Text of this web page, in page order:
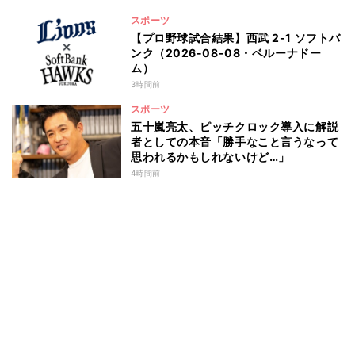
スポーツ
【プロ野球試合結果】西武 2-1 ソフトバ
ンク（2026-08-08・ベルーナドー
ム）
3時間前
スポーツ
五十嵐亮太、ピッチクロック導入に解説
者としての本音「勝手なこと言うなって
思われるかもしれないけど…」
4時間前